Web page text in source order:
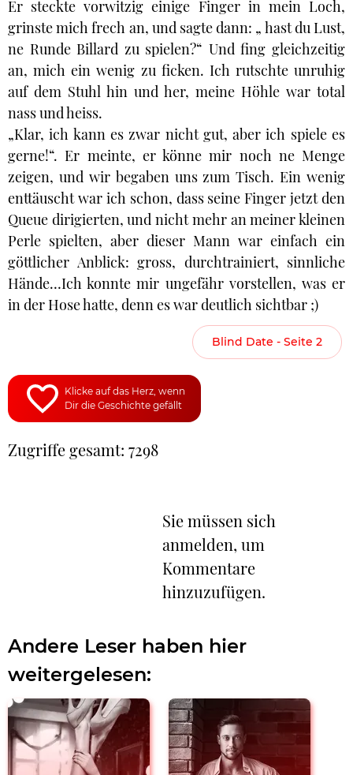
Er steckte vorwitzig einige Finger in mein Loch,
grinste mich frech an, und sagte dann: „ hast du Lust,
ne Runde Billard zu spielen?“ Und fing gleichzeitig
an, mich ein wenig zu ficken. Ich rutschte unruhig
auf dem Stuhl hin und her, meine Höhle war total
nass und heiss.
„Klar, ich kann es zwar nicht gut, aber ich spiele es
gerne!“. Er meinte, er könne mir noch ne Menge
zeigen, und wir begaben uns zum Tisch. Ein wenig
enttäuscht war ich schon, dass seine Finger jetzt den
Queue dirigierten, und nicht mehr an meiner kleinen
Perle spielten, aber dieser Mann war einfach ein
göttlicher Anblick: gross, durchtrainiert, sinnliche
Hände…Ich konnte mir ungefähr vorstellen, was er
in der Hose hatte, denn es war deutlich sichtbar ;)
Blind Date - Seite 2
Klicke auf das Herz, wenn
Dir die Geschichte gefällt
Zugriffe gesamt: 7298
Sie müssen sich
anmelden, um
Kommentare
hinzuzufügen.
Andere Leser haben hier
weitergelesen: